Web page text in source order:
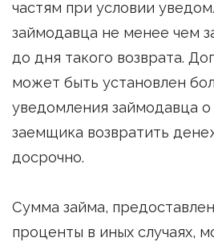
частям при условии
займодавца не менее чем
до дня такого возврата.
может быть установлен
уведомления займодавца
заемщика возвратить
досрочно.
Сумма займа,
проценты в иных случаях,